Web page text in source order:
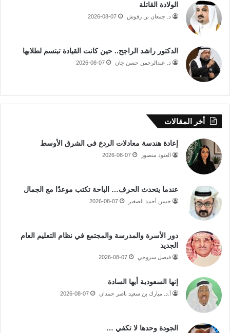
الولادة القاتلة
د. جمعان بن رقوش 2026-08-07
الدكتور راشد الراجح.. حين كانت القيادة تبتسم لطلابها
د. عبدالرحمن حسن جان 2026-08-07
أخر المقالات
إعادة هندسة معادلات الردع في الشرق الأوسط
العنود منصور 2026-08-07
عندما يتحدث الحرف… الباحة تكتب موعدًا مع الجمال
حسن أحمد الصغير 2026-08-07
دور الأسرة والمدرسة والمجتمع في نظام التعليم العام
الجديد
فيصل سروجي 2026-08-07
إنها السعودية أيها السادة
أ.د. مبارك بن سعيد ناصر حمدان 2026-08-07
الجودة وحدها لا تكفي …